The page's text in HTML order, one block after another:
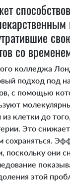
со
колледжа
подход под
с помощью
клетки до
Это
сохраняться.
поскольку они
этой